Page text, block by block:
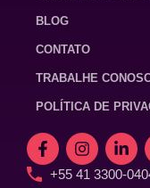
BLOG
CONTATO
TRABALHE
POLÍTICA DE
+55 41 3300-